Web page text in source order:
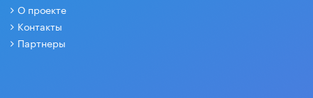
О проекте
Контакты
Партнеры